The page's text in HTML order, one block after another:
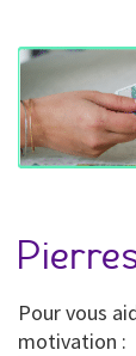
Pour vous
motivation :